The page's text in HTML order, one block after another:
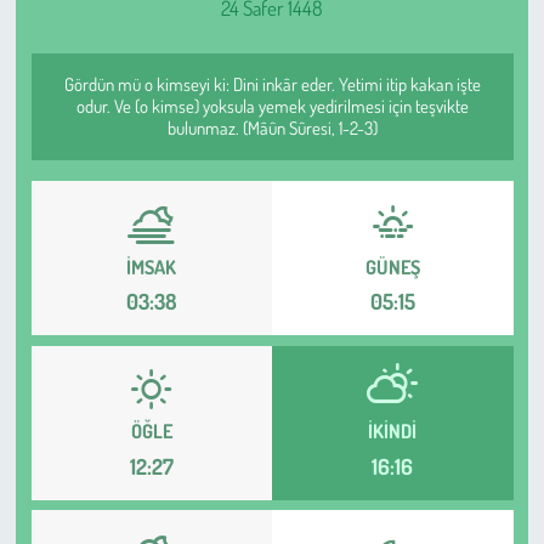
24 Safer 1448
Gördün mü o kimseyi ki: Dini inkâr eder. Yetimi itip kakan işte
odur. Ve (o kimse) yoksula yemek yedirilmesi için teşvikte
bulunmaz. (Mâûn Sûresi, 1-2-3)
İMSAK
03:38
GÜNEŞ
05:15
ÖĞLE
12:27
İKINDI
16:16
Kadın
Emek
Kültür Sanat
Bilim - Teknoloji
İnsan Hakları
Hayvan Hakları